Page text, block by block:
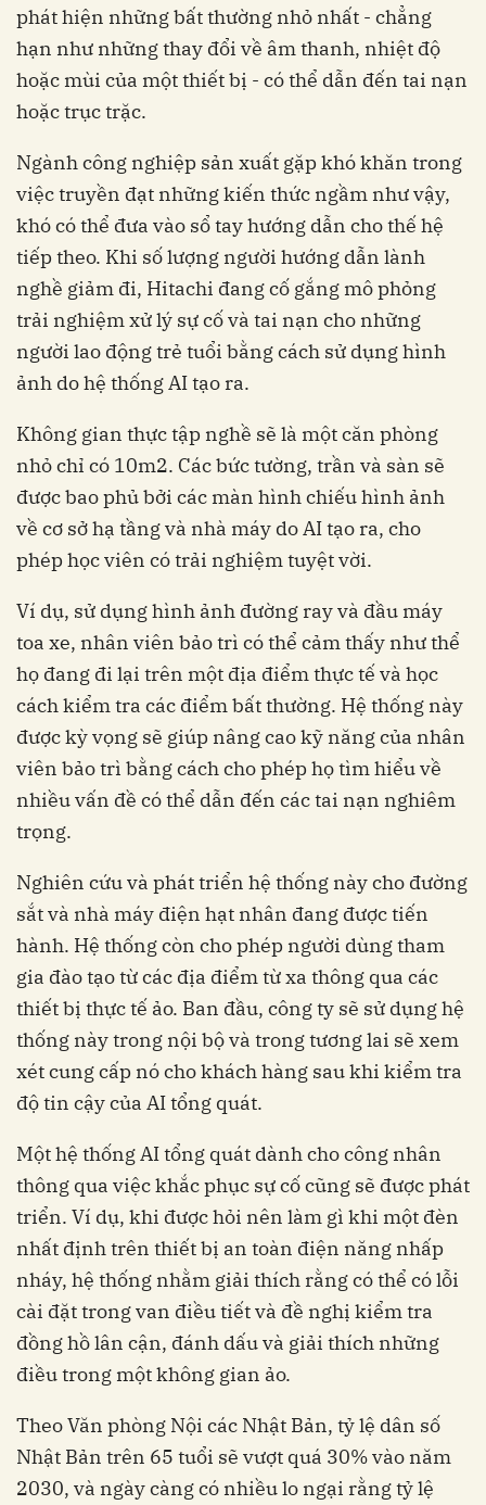
phát hiện những bất thường nhỏ nhất - chẳng
hạn như những thay đổi về âm thanh, nhiệt độ
hoặc mùi của một thiết bị - có thể dẫn đến tai nạn
hoặc trục trặc.
Ngành công nghiệp sản xuất gặp khó khăn trong
việc truyền đạt những kiến thức ngầm như vậy,
khó có thể đưa vào sổ tay hướng dẫn cho thế hệ
tiếp theo. Khi số lượng người hướng dẫn lành
nghề giảm đi, Hitachi đang cố gắng mô phỏng
trải nghiệm xử lý sự cố và tai nạn cho những
người lao động trẻ tuổi bằng cách sử dụng hình
ảnh do hệ thống AI tạo ra.
Không gian thực tập nghề sẽ là một căn phòng
nhỏ chỉ có 10m2. Các bức tường, trần và sàn sẽ
được bao phủ bởi các màn hình chiếu hình ảnh
về cơ sở hạ tầng và nhà máy do AI tạo ra, cho
phép học viên có trải nghiệm tuyệt vời.
Ví dụ, sử dụng hình ảnh đường ray và đầu máy
toa xe, nhân viên bảo trì có thể cảm thấy như thể
họ đang đi lại trên một địa điểm thực tế và học
cách kiểm tra các điểm bất thường. Hệ thống này
được kỳ vọng sẽ giúp nâng cao kỹ năng của nhân
viên bảo trì bằng cách cho phép họ tìm hiểu về
nhiều vấn đề có thể dẫn đến các tai nạn nghiêm
trọng.
Nghiên cứu và phát triển hệ thống này cho đường
sắt và nhà máy điện hạt nhân đang được tiến
hành. Hệ thống còn cho phép người dùng tham
gia đào tạo từ các địa điểm từ xa thông qua các
thiết bị thực tế ảo. Ban đầu, công ty sẽ sử dụng hệ
thống này trong nội bộ và trong tương lai sẽ xem
xét cung cấp nó cho khách hàng sau khi kiểm tra
độ tin cậy của AI tổng quát.
Một hệ thống AI tổng quát dành cho công nhân
thông qua việc khắc phục sự cố cũng sẽ được phát
triển. Ví dụ, khi được hỏi nên làm gì khi một đèn
nhất định trên thiết bị an toàn điện năng nhấp
nháy, hệ thống nhằm giải thích rằng có thể có lỗi
cài đặt trong van điều tiết và đề nghị kiểm tra
đồng hồ lân cận, đánh dấu và giải thích những
điều trong một không gian ảo.
Theo Văn phòng Nội các Nhật Bản, tỷ lệ dân số
Nhật Bản trên 65 tuổi sẽ vượt quá 30% vào năm
2030, và ngày càng có nhiều lo ngại rằng tỷ lệ